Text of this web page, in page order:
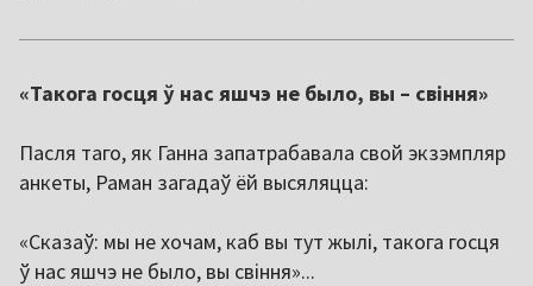
«Такога госця ў нас яшчэ не было, вы – свіння»
Пасля таго, як Ганна запатрабавала свой экзэмпляр
анкеты, Раман загадаў ёй высяляцца:
«Сказаў: мы не хочам, каб вы тут жылі, такога госця
ў нас яшчэ не было, вы свіння»...